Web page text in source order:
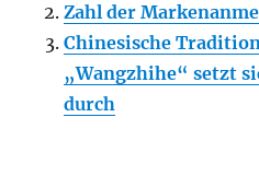
Zahl der
Chinesische
„Wangzhihe“ setzt
durch